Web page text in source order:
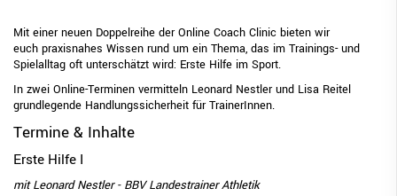
Mit einer neuen Doppelreihe der Online Coach Clinic bieten wir
euch praxisnahes Wissen rund um ein Thema, das im Trainings- und
Spielalltag oft unterschätzt wird: Erste Hilfe im Sport.
In zwei Online-Terminen vermitteln Leonard Nestler und Lisa Reitel
grundlegende Handlungssicherheit für TrainerInnen.
Termine & Inhalte
Erste Hilfe I
mit Leonard Nestler - BBV Landestrainer Athletik